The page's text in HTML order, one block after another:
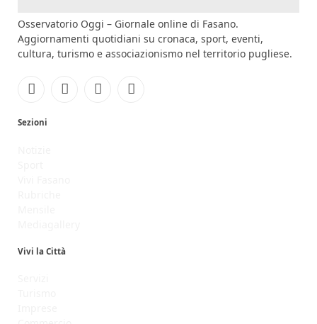
Osservatorio Oggi – Giornale online di Fasano.
Aggiornamenti quotidiani su cronaca, sport, eventi,
cultura, turismo e associazionismo nel territorio pugliese.
FacebookInstagramYouTubeRSS
Sezioni
Vivi la Città